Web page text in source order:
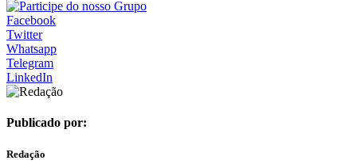
Facebook
Twitter
Whatsapp
Telegram
LinkedIn
Publicado por:
Redação